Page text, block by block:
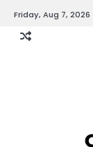
content
Friday, Aug 7, 2026